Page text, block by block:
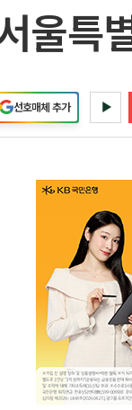
울특
선호매체 추가